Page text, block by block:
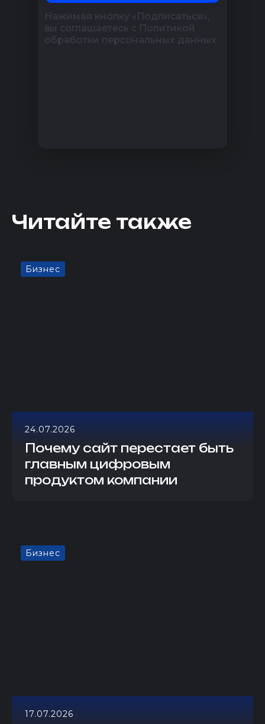
Нажимая кнопку «Подписаться»,
вы соглашаетесь с Политикой
обработки персональных данных
Читайте также
Бизнес
24.07.2026
Почему сайт перестает быть
главным цифровым
продуктом компании
Бизнес
17.07.2026